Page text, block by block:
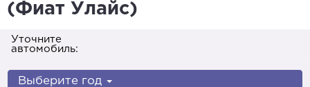
(Фиат Улайс)
Уточните
автомобиль:
Выберите год